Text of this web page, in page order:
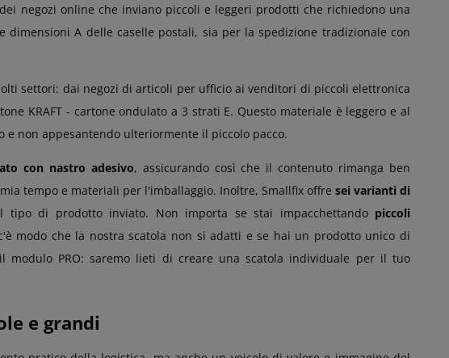
negozi online che inviano piccoli e leggeri prodotti che richiedono una
A delle caselle postali, sia per la spedizione tradizionale con
settori: dai negozi di articoli per ufficio ai venditori di piccoli elettronica
KRAFT - cartone ondulato a 3 strati E. Questo materiale è leggero e al
non appesantendo ulteriormente il piccolo pacco.
con nastro adesivo, assicurando così che il contenuto rimanga ben
tempo e materiali per l'imballaggio. Inoltre, Smallfix offre sei varianti di
tipo di prodotto inviato. Non importa se stai impacchettando piccoli
modo che la nostra scatola non si adatti e se hai un prodotto unico di
PRO: saremo lieti di creare una scatola individuale per il tuo
e grandi